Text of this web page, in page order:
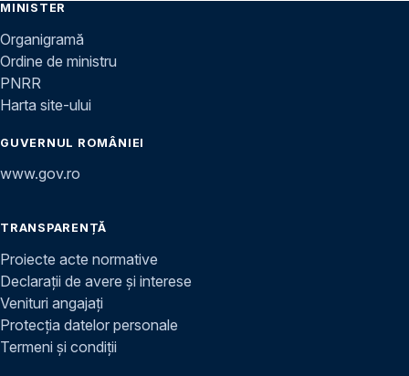
MINISTER
Organigramă
Ordine de ministru
PNRR
Harta site-ului
GUVERNUL ROMÂNIEI
www.gov.ro
TRANSPARENȚĂ
Proiecte acte normative
Declarații de avere și interese
Venituri angajați
Protecția datelor personale
Termeni și condiții